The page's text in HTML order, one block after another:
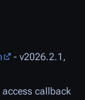
- v2026.2.1,
access callback